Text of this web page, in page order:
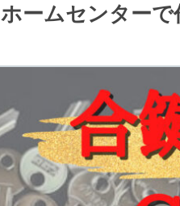
ームセンターで